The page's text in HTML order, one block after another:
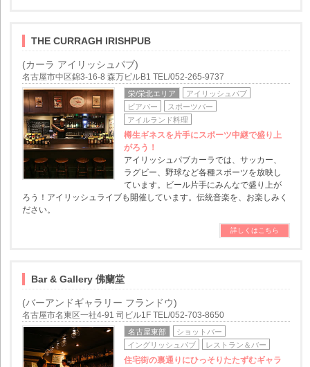
THE CURRAGH IRISHPUB
(カーラ アイリッシュパブ)
名古屋市中区錦3-16-8 森万ビルB1 TEL/052-265-9737
栄/栄北エリア
アイリッシュパブ
ビアバー
スポーツバー
アイルランド料理
樽生ギネスを片手にスポーツ中継で盛り上
がろう！
アイリッシュパブカーラでは、サッカー、
ラグビー、野球など各種スポーツを放映し
ています。ビール片手にみんなで盛り上が
ろう！アイリッシュライブも開催しています。伝統音楽を、お楽しみく
ださい。
詳しくはこちら
Bar & Gallery 佛蘭堂
(バーアンドギャラリー フランドウ)
名古屋市名東区一社4-91 司ビル1F TEL/052-703-8650
名古屋東部
ショットバー
イングリッシュパブ
レストラン＆バー
住宅街の裏通りにひっそりたたずむギャラ